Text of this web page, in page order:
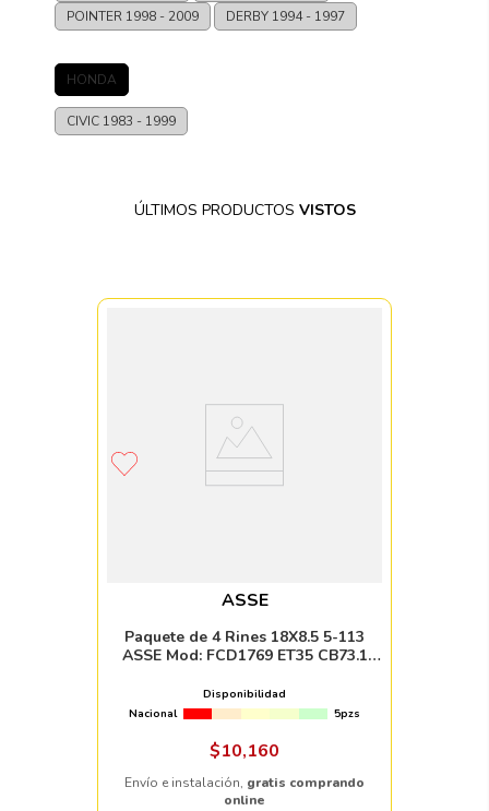
POINTER 1998 - 2009 DERBY 1994 - 1997
HONDA
CIVIC 1983 - 1999
ÚLTIMOS PRODUCTOS VISTOS
ASSE
Paquete de 4 Rines 18X8.5 5-113
ASSE Mod: FCD1769 ET35 CB73.1
Disponibilidad
Nacional
5pzs
$10,160
Envío e instalación, gratis comprando
online